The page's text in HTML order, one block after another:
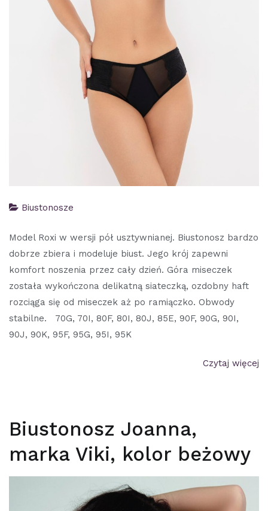
Biustonosze
Model Roxi w wersji pół usztywnianej. Biustonosz bardzo
dobrze zbiera i modeluje biust. Jego krój zapewni
komfort noszenia przez cały dzień. Góra miseczek
została wykończona delikatną siateczką, ozdobny haft
rozciąga się od miseczek aż po ramiączko. Obwody
stabilne. 70G, 70I, 80F, 80I, 80J, 85E, 90F, 90G, 90I,
90J, 90K, 95F, 95G, 95I, 95K
Czytaj więcej
Biustonosz Joanna,
marka Viki, kolor beżowy